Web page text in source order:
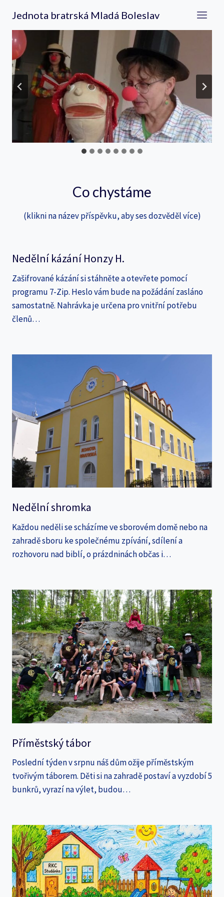
obsah
Jednota bratrská Mladá Boleslav
Co chystáme
(klikni na název příspěvku, aby ses dozvěděl více)
Nedělní kázání Honzy H.
Zašifrované kázání si stáhněte a otevřete pomocí
programu 7-Zip. Heslo vám bude na požádání zasláno
samostatně. Nahrávka je určena pro vnitřní potřebu
členů…
Nedělní shromka
Každou neděli se scházíme ve sborovém domě nebo na
zahradě sboru ke společnému zpívání, sdílení a
rozhovoru nad biblí, o prázdninách občas i…
Příměstský tábor
Poslední týden v srpnu náš dům ožije příměstským
tvořivým táborem. Děti si na zahradě postaví a vyzdobí 5
bunkrů, vyrazí na výlet, budou…